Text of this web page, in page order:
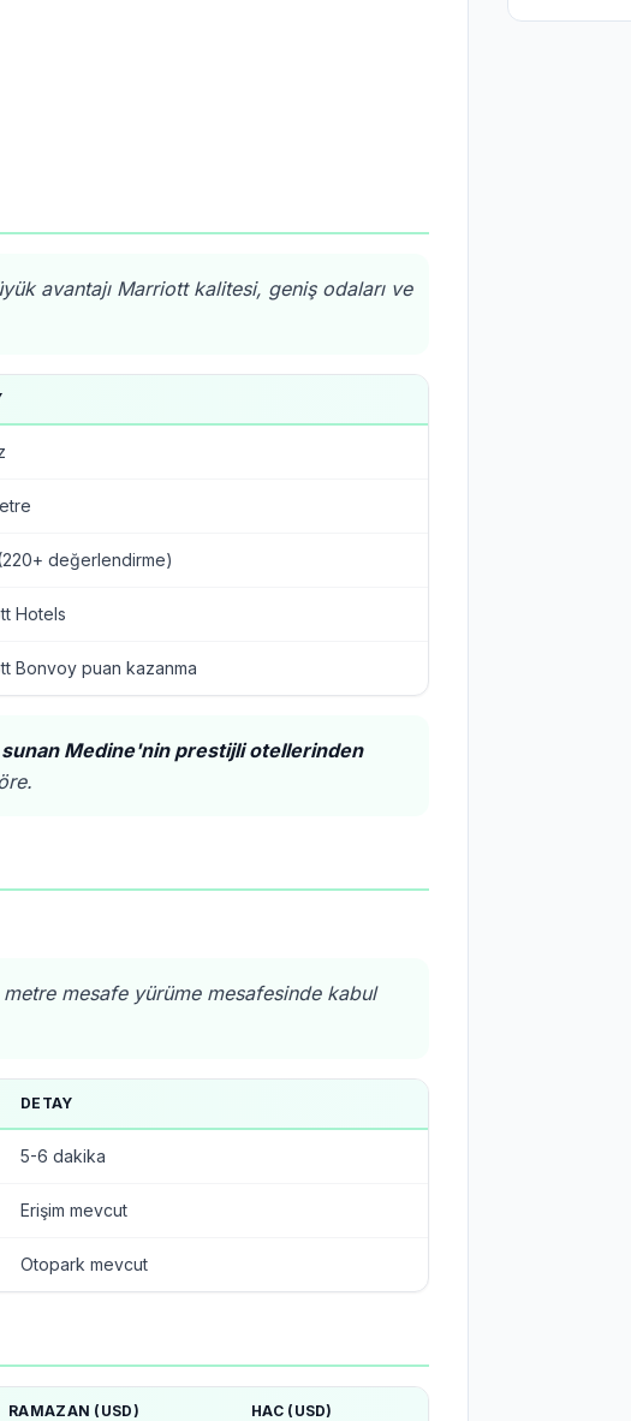
avantajı Marriott kalitesi, geniş odaları ve
değerlendirme)
Hotels
Bonvoy puan kazanma
Medine'nin prestijli otellerinden
mesafe yürüme mesafesinde kabul
DETAY
5-6 dakika
Erişim mevcut
Otopark mevcut
RAMAZAN (USD) HAC (USD)